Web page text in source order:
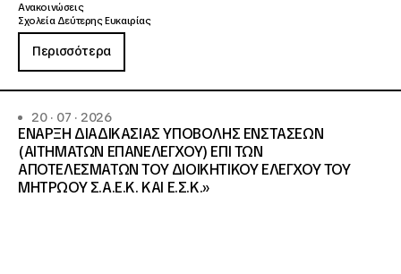
Ανακοινώσεις
Σχολεία Δεύτερης Ευκαιρίας
Περισσότερα
20 · 07 · 2026
ΕΝΑΡΞΗ ΔΙΑΔΙΚΑΣΙΑΣ ΥΠΟΒΟΛΗΣ ΕΝΣΤΑΣΕΩΝ
(ΑΙΤΗΜΑΤΩΝ ΕΠΑΝΕΛΕΓΧΟΥ) ΕΠΙ ΤΩΝ
ΑΠΟΤΕΛΕΣΜΑΤΩΝ ΤΟΥ ΔΙΟΙΚΗΤΙΚΟΥ ΕΛΕΓΧΟΥ ΤΟΥ
ΜΗΤΡΩΟΥ Σ.Α.Ε.Κ. ΚΑΙ Ε.Σ.Κ.»